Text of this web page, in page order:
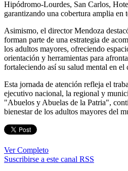
Hipódromo-Lourdes, San Carlos,
garantizando una cobertura amplia en
Asimismo, el director Mendoza
forman parte de una estrategia de
los adultos mayores, ofreciendo
orientación y herramientas para
fortaleciendo así su salud mental en el
Esta jornada de atención refleja el
ejecutivo nacional, la regional y
"Abuelos y Abuelas de la Patria",
bienestar de los adultos mayores del
Ver Completo
Suscribirse a este canal RSS